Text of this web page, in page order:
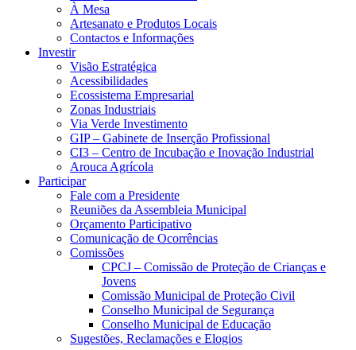
À Mesa
Artesanato e Produtos Locais
Contactos e Informações
Investir
Visão Estratégica
Acessibilidades
Ecossistema Empresarial
Zonas Industriais
Via Verde Investimento
GIP – Gabinete de Inserção Profissional
CI3 – Centro de Incubação e Inovação Industrial
Arouca Agrícola
Participar
Fale com a Presidente
Reuniões da Assembleia Municipal
Orçamento Participativo
Comunicação de Ocorrências
Comissões
CPCJ – Comissão de Proteção de Crianças e
Jovens
Comissão Municipal de Proteção Civil
Conselho Municipal de Segurança
Conselho Municipal de Educação
Sugestões, Reclamações e Elogios